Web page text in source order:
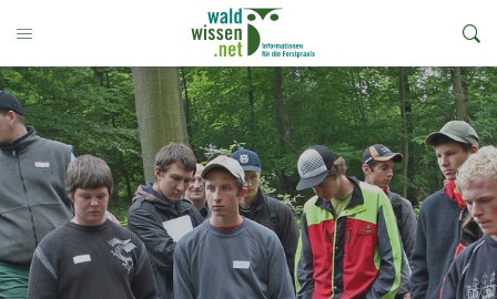
Toggle Menu